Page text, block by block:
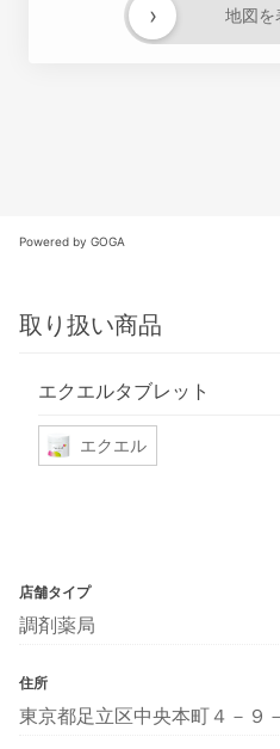
地図を
›
Powered by GOGA
取り扱い商品
エクエルタブレット
エクエル
店舗タイプ
調剤薬局
住所
東京都足立区中央本町４－９